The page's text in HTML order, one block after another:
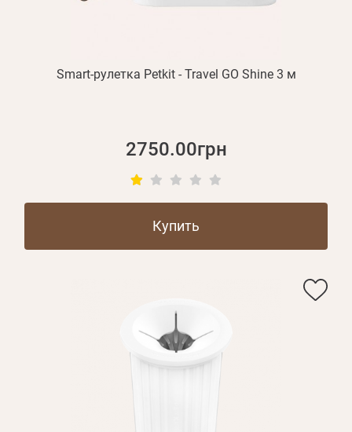
Smart-рулетка Petkit - Travel GO Shine 3 м
2750.00грн
Купить